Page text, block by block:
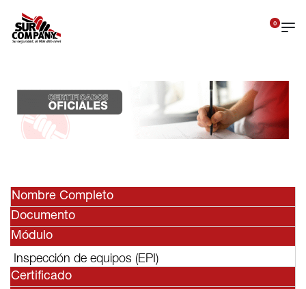
0
Nombre Completo
Documento
Módulo
Inspección de equipos (EPI)
Certificado